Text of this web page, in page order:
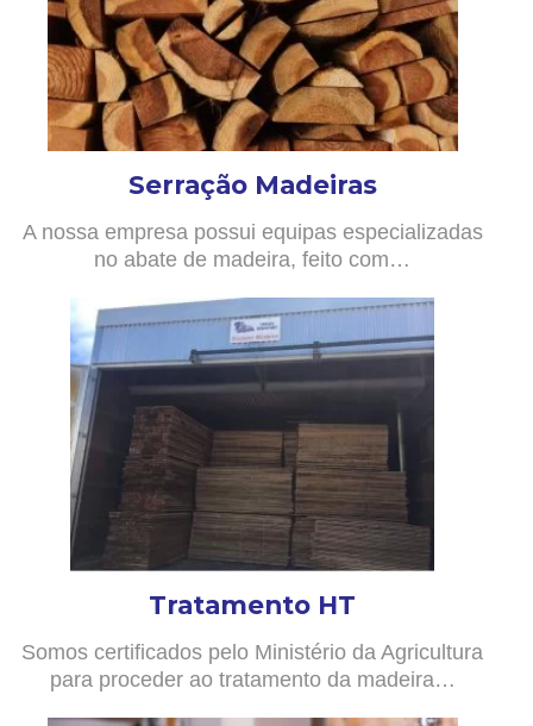
Serração Madeiras
A nossa empresa possui equipas especializadas
no abate de madeira, feito com…
Tratamento HT
Somos certificados pelo Ministério da Agricultura
para proceder ao tratamento da madeira…